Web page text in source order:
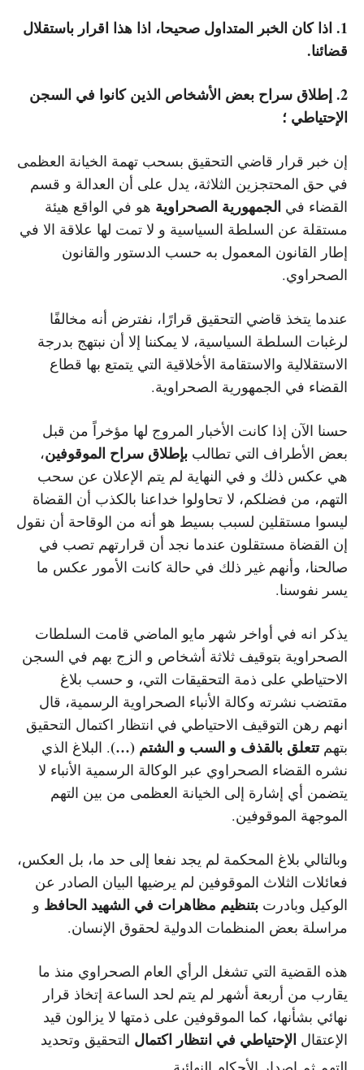
1. اذا كان الخبر المتداول صحيحا، اذا هذا اقرار باستقلال
قضائنا.
2. إطلاق سراح بعض الأشخاص الذين كانوا في السجن
الإحتياطي ؛
إن خبر قرار قاضي التحقيق بسحب تهمة الخيانة العظمى
في حق المحتجزين الثلاثة، يدل على أن العدالة و قسم
القضاء في الجمهورية الصحراوية هو في الواقع هيئة
مستقلة عن السلطة السياسية و لا تمت لها علاقة الا في
إطار القانون المعمول به حسب الدستور والقانون
الصحراوي.
عندما يتخذ قاضي التحقيق قرارًا، نفترض أنه مخالفًا
لرغبات السلطة السياسية، لا يمكننا إلا أن نبتهج بدرجة
الاستقلالية والاستقامة الأخلاقية التي يتمتع بها قطاع
القضاء في الجمهورية الصحراوية.
حسنا الآن إذا كانت الأخبار المروج لها مؤخراً من قبل
بعض الأطراف التي تطالب بإطلاق سراح الموقوفين،
هي عكس ذلك و في النهاية لم يتم الإعلان عن سحب
التهم، من فضلكم، لا تحاولوا خداعنا بالكذب أن القضاة
ليسوا مستقلين لسبب بسيط هو أنه من الوقاحة أن نقول
إن القضاة مستقلون عندما نجد أن قرارتهم تصب في
صالحنا، وأنهم غير ذلك في حالة كانت الأمور عكس ما
يسر نفوسنا.
يذكر انه في أواخر شهر مايو الماضي قامت السلطات
الصحراوية بتوقيف ثلاثة أشخاص و الزج بهم في السجن
الاحتياطي على ذمة التحقيقات التي، و حسب بلاغ
مقتضب نشرته وكالة الأنباء الصحراوية الرسمية، قال
انهم رهن التوقيف الاحتياطي في انتظار اكتمال التحقيق
بتهمتتعلق بالقذف و السب و الشتم (…). البلاغ الذي
نشره القضاء الصحراوي عبر الوكالة الرسمية الأنباء لا
يتضمن أي إشارة إلى الخيانة العظمى من بين التهم
الموجهة الموقوفين.
وبالتالي بلاغ المحكمة لم يجد نفعا إلى حد ما، بل العكس،
فعائلات الثلاث الموقوفين لم يرضيها البيان الصادر عن
الوكيل وبادرت بتنظيم مظاهرات في الشهيد الحافظ و
مراسلة بعض المنظمات الدولية لحقوق الإنسان.
هذه القضية التي تشغل الرأي العام الصحراوي منذ ما
يقارب من أربعة أشهر لم يتم لحد الساعة إتخاذ قرار
نهائي بشأنها، كما الموقوفين على ذمتها لا يزالون قيد
الإعتقال الإحتياطي في انتظار اكتمال التحقيق وتحديد